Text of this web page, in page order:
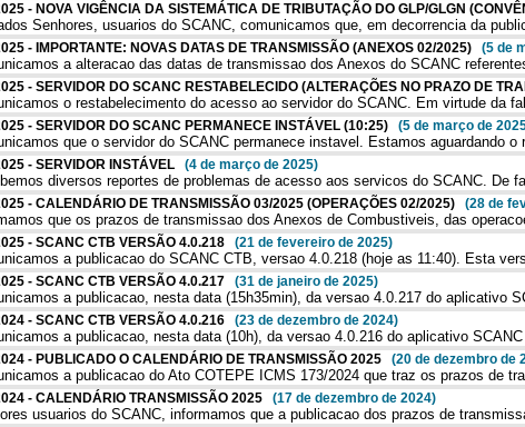
- NOVA VIGÊNCIA DA SISTEMÁTICA DE TRIBUTAÇÃO DO GLP/GLGN
Senhores, usuarios do SCANC, comunicamos que, em decorrencia da
- IMPORTANTE: NOVAS DATAS DE TRANSMISSÃO (ANEXOS 02/2025) (5 de
a alteracao das datas de transmissao dos Anexos do SCANC
- SERVIDOR DO SCANC RESTABELECIDO (ALTERAÇÕES NO PRAZO DE
o restabelecimento do acesso ao servidor do SCANC. Em virtude da
- SERVIDOR DO SCANC PERMANECE INSTÁVEL (10:25) (5 de março de
que o servidor do SCANC permanece instavel. Estamos aguardando o
- SERVIDOR INSTÁVEL (4 de março de 2025)
diversos reportes de problemas de acesso aos servicos do SCANC. De
- CALENDÁRIO DE TRANSMISSÃO 03/2025 (OPERAÇÕES 02/2025) (28 de
que os prazos de transmissao dos Anexos de Combustiveis, das
- SCANC CTB VERSÃO 4.0.218 (21 de fevereiro de 2025)
a publicacao do SCANC CTB, versao 4.0.218 (hoje as 11:40). Esta
- SCANC CTB VERSÃO 4.0.217 (31 de janeiro de 2025)
a publicacao, nesta data (15h35min), da versao 4.0.217 do aplicativo
- SCANC CTB VERSÃO 4.0.216 (23 de dezembro de 2024)
a publicacao, nesta data (10h), da versao 4.0.216 do aplicativo
- PUBLICADO O CALENDÁRIO DE TRANSMISSÃO 2025 (20 de dezembro de
a publicacao do Ato COTEPE ICMS 173/2024 que traz os prazos de
- CALENDÁRIO TRANSMISSÃO 2025 (17 de dezembro de 2024)
usuarios do SCANC, informamos que a publicacao dos prazos de